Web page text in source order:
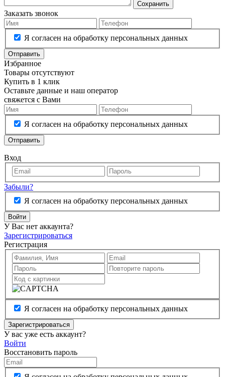
Сохранить
Заказать звонок
Я согласен на обработку персональных данных
Отправить
Избранное
Товары отсутствуют
Купить в 1 клик
Оставьте данные и наш оператор
свяжется с Вами
Я согласен на обработку персональных данных
Отправить
Вход
Забыли?
Я согласен на обработку персональных данных
Войти
У Вас нет аккаунта?
Зарегистрироваться
Регистрация
Я согласен на обработку персональных данных
Зарегистрироваться
У вас уже есть аккаунт?
Войти
Восстановить пароль